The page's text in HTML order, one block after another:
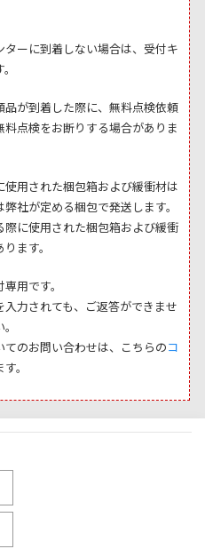
ーに到着しない場合は、受付キ
が到着した際に、無料点検依頼
点検をお断りする場合がありま
用された梱包箱および緩衝材は
社が定める梱包で発送します。
に使用された梱包箱および緩衝
ます。
用です。
力されても、ご返答ができませ
のお問い合わせは、こちらのコ
。